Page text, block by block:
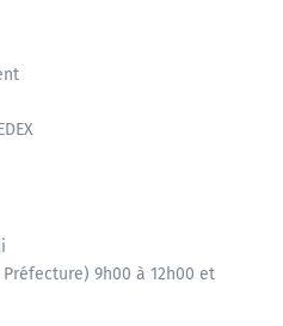
9h00 à 12h00 et